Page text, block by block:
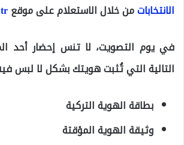
الانتخاباتمن خلال الاستعلام على موقع
في يوم التصويت، لا تنس إحضار أحد
التالية التي تُثبت هويتك بشكل لا لبس
بطاقة الهوية التركية
وثيقة الهوية المؤقتة